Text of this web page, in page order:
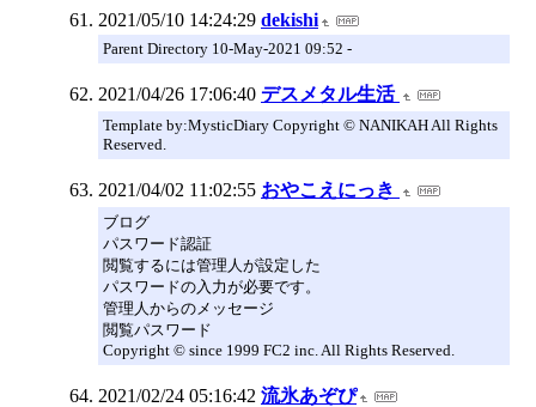
2021/05/10 14:24:29 dekishi
Parent Directory 10-May-2021 09:52 -
2021/04/26 17:06:40 デスメタル生活
Template by:MysticDiary Copyright © NANIKAH All Rights
Reserved.
2021/04/02 11:02:55 おやこえにっき
ブログ
パスワード認証
閲覧するには管理人が設定した
パスワードの入力が必要です。
管理人からのメッセージ
閲覧パスワード
Copyright © since 1999 FC2 inc. All Rights Reserved.
2021/02/24 05:16:42 流氷あぞぴ